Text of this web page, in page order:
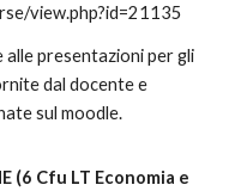
view.php?id=21135
presentazioni per gli
dal docente e
sul moodle.
(6 Cfu LT Economia e